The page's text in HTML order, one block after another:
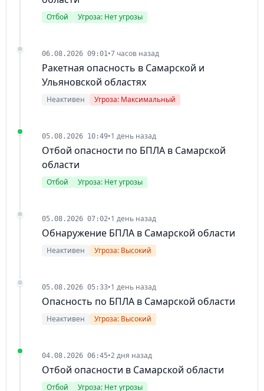
Отбой Угроза: Нет угрозы
06.08.2026 09:01•7 часов назад
Ракетная опасность в Самарской и
Ульяновской областях
Неактивен Угроза: Максимальный
05.08.2026 10:49•1 день назад
Отбой опасности по БПЛА в Самарской
области
Отбой Угроза: Нет угрозы
05.08.2026 07:02•1 день назад
Обнаружение БПЛА в Самарской области
Неактивен Угроза: Высокий
05.08.2026 05:33•1 день назад
Опасность по БПЛА в Самарской области
Неактивен Угроза: Высокий
04.08.2026 06:45•2 дня назад
Отбой опасности в Самарской области
Отбой Угроза: Нет угрозы